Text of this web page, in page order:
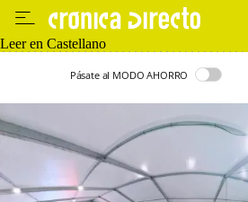
Leer en Castellano
Pásate al MODO AHORRO